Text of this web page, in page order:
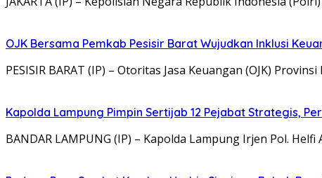
OJK Bersama Pemkab Pesisir Barat Wujudkan Inklusi
PESISIR BARAT (IP) – Otoritas Jasa Keuangan (OJK)
Kapolda Lampung Pimpin Sertijab 12 Pejabat Strategis,
BANDAR LAMPUNG (IP) – Kapolda Lampung Irjen Pol.